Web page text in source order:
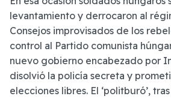
levantamiento y derrocaron al
Consejos improvisados de los
control al Partido comunista
nuevo gobierno encabezado por
disolvió la policía secreta y
elecciones libres. El ‘politburó’,